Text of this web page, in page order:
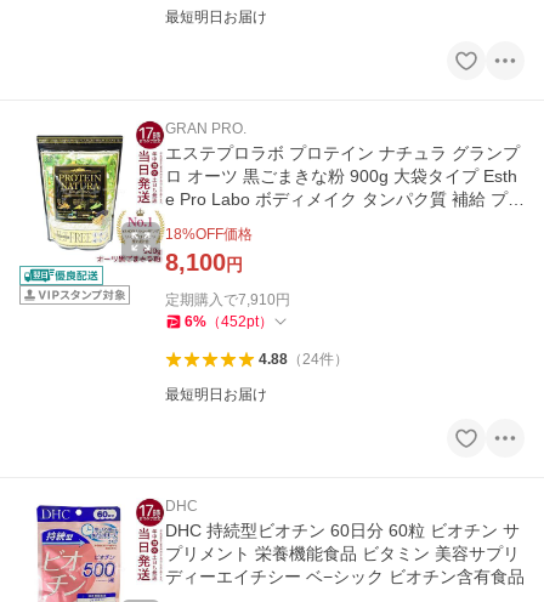
最短明日お届け
GRAN PRO.
エステプロラボ プロテイン ナチュラ グランプ
ロ オーツ 黒ごまきな粉 900g 大袋タイプ Esth
e Pro Labo ボディメイク タンパク質 補給 プロ
18%OFF価格
8,100円
定期購入で7,910 円
6% （452pt）
4.88（24件）
最短明日お届け
DHC
DHC 持続型ビオチン 60日分 60粒 ビオチン サ
プリメント 栄養機能食品 ビタミン 美容サプリ
ディーエイチシー ベ−シック ビオチン含有食品